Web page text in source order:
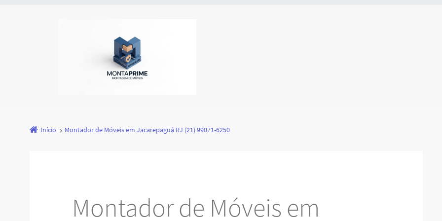
Início Montador de Móveis em Jacarepaguá RJ (21) 99071-6250
Montador de Móveis em